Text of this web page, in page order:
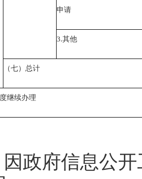
申请
3.其他
（七）总计
继续办理
因政府信息公